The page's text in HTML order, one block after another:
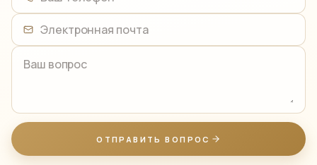
Ваш телефон
Электронная почта
Ваш вопрос
ОТПРАВИТЬ ВОПРОС